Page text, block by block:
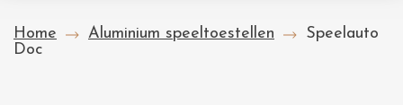
Home Aluminium speeltoestellen
Speelauto
Doc